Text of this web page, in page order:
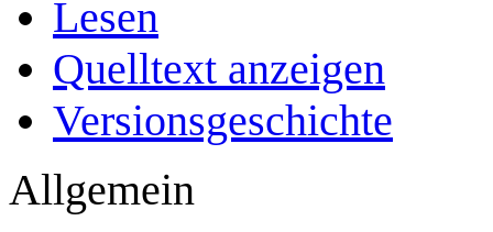
Lesen
Quelltext anzeigen
Versionsgeschichte
Allgemein